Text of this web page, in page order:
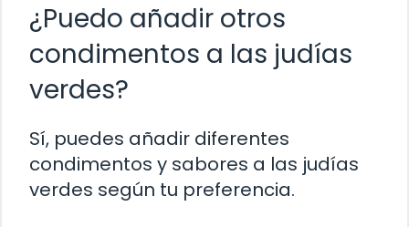
¿Puedo añadir otros
condimentos a las judías
verdes?
Sí, puedes añadir diferentes
condimentos y sabores a las judías
verdes según tu preferencia.